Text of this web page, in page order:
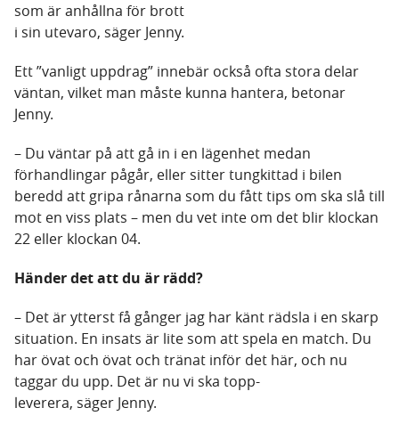
som är anhållna för brott
i sin utevaro, säger Jenny.
Ett ”vanligt uppdrag” innebär också ofta stora delar
väntan, vilket man måste kunna hantera, betonar
Jenny.
– Du väntar på att gå in i en lägenhet medan
förhandlingar pågår, eller sitter tungkittad i bilen
beredd att gripa rånarna som du fått tips om ska slå till
mot en viss plats – men du vet inte om det blir klockan
22 eller klockan 04.
Händer det att du är rädd?
– Det är ytterst få gånger jag har känt rädsla i en skarp
situation. En insats är lite som att spela en match. Du
har övat och övat och tränat inför det här, och nu
taggar du upp. Det är nu vi ska topp-
leverera, säger Jenny.